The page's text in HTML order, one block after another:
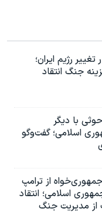
رژیم ایران؛
جنگ انتقاد
با دیگر
اسلامی؛ گفت‌وگو
از ترامپ
اسلامی؛ انتقاد
از مدیریت جنگ